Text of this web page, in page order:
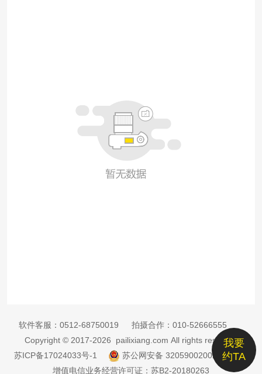
我要
约TA
软件客服： 0512-68750019 拍摄合作： 010-52666555
Copyright © 2017-2026 pailixiang.com All rights reserved
苏ICP备17024033号-1
苏公网安备 32059002002885号
增值电信业务经营许可证：苏B2-20180263